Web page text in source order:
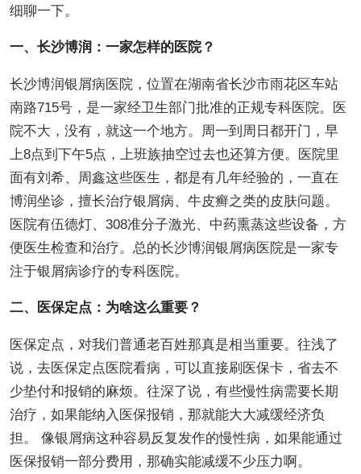
细聊一下。
一、长沙博润：一家怎样的医院？
长沙博润银屑病医院，位置在湖南省长沙市雨花区车站
南路715号，是一家经卫生部门批准的正规专科医院。医
院不大，没有，就这一个地方。周一到周日都开门，早
上8点到下午5点，上班族抽空过去也还算方便。医院里
面有刘希、周鑫这些医生，都是有几年经验的，一直在
博润坐诊，擅长治疗银屑病、牛皮癣之类的皮肤问题。
医院有伍德灯、308准分子激光、中药熏蒸这些设备，方
便医生检查和治疗。总的长沙博润银屑病医院是一家专
注于银屑病诊疗的专科医院。
二、医保定点：为啥这么重要？
医保定点，对我们普通老百姓那真是相当重要。往浅了
说，去医保定点医院看病，可以直接刷医保卡，省去不
少垫付和报销的麻烦。往深了说，有些慢性病需要长期
治疗，如果能纳入医保报销，那就能大大减缓经济负
担。 像银屑病这种容易反复发作的慢性病，如果能通过
医保报销一部分费用，那确实能减缓不少压力啊。